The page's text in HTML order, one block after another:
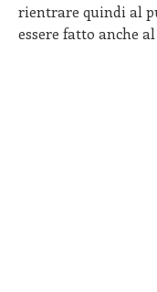
rientrare quindi al
essere fatto anche